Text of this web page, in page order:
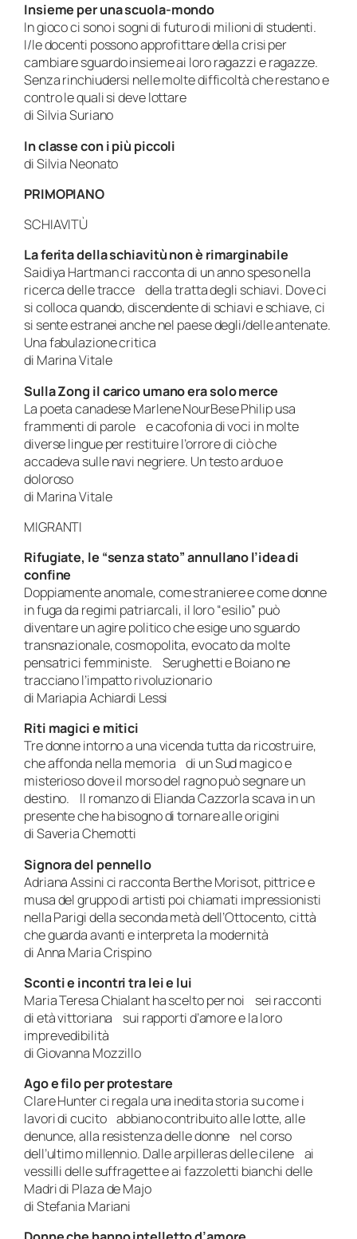
Insieme per una scuola-mondo
In gioco ci sono i sogni di futuro di milioni di studenti.
I/le docenti possono approfittare della crisi per
cambiare sguardo insieme ai loro ragazzi e ragazze.
Senza rinchiudersi nelle molte difficoltà che restano e
contro le quali si deve lottare
di Silvia Suriano
In classe con i più piccoli
di Silvia Neonato
PRIMOPIANO
SCHIAVITÙ
La ferita della schiavitù non è rimarginabile
Saidiya Hartman ci racconta di un anno speso nella
ricerca delle tracce della tratta degli schiavi. Dove ci
si colloca quando, discendente di schiavi e schiave, ci
si sente estranei anche nel paese degli/delle antenate.
Una fabulazione critica
di Marina Vitale
Sulla Zong il carico umano era solo merce
La poeta canadese Marlene NourBese Philip usa
frammenti di parole e cacofonia di voci in molte
diverse lingue per restituire l’orrore di ciò che
accadeva sulle navi negriere. Un testo arduo e
doloroso
di Marina Vitale
MIGRANTI
Rifugiate, le “senza stato” annullano l’idea di
confine
Doppiamente anomale, come straniere e come donne
in fuga da regimi patriarcali, il loro “esilio” può
diventare un agire politico che esige uno sguardo
transnazionale, cosmopolita, evocato da molte
pensatrici femministe. Serughetti e Boiano ne
tracciano l’impatto rivoluzionario
di Mariapia Achiardi Lessi
Riti magici e mitici
Tre donne intorno a una vicenda tutta da ricostruire,
che affonda nella memoria di un Sud magico e
misterioso dove il morso del ragno può segnare un
destino. Il romanzo di Elianda Cazzorla scava in un
presente che ha bisogno di tornare alle origini
di Saveria Chemotti
Signora del pennello
Adriana Assini ci racconta Berthe Morisot, pittrice e
musa del gruppo di artisti poi chiamati impressionisti
nella Parigi della seconda metà dell’Ottocento, città
che guarda avanti e interpreta la modernità
di Anna Maria Crispino
Sconti e incontri tra lei e lui
Maria Teresa Chialant ha scelto per noi sei racconti
di età vittoriana sui rapporti d’amore e la loro
imprevedibilità
di Giovanna Mozzillo
Ago e filo per protestare
Clare Hunter ci regala una inedita storia su come i
lavori di cucito abbiano contribuito alle lotte, alle
denunce, alla resistenza delle donne nel corso
dell’ultimo millennio. Dalle arpilleras delle cilene ai
vessilli delle suffragette e ai fazzoletti bianchi delle
Madri di Plaza de Majo
di Stefania Mariani